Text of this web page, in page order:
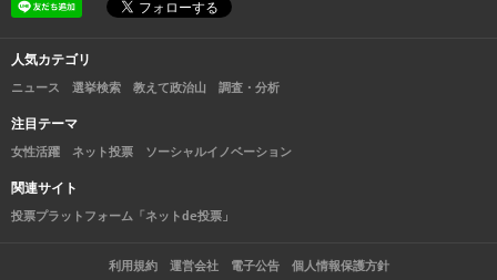
人気カテゴリ
ニュース 選挙検索 教えて政治山 調査・分析
注目テーマ
女性活躍 ネット投票 ソーシャルイノベーション
関連サイト
投票プラットフォーム「ネットde投票」
利用規約 運営会社 電子公告 個人情報保護方針